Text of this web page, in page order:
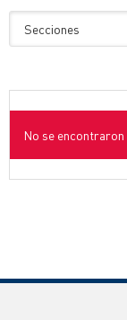
No se encontraron